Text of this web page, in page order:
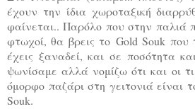
έχουν την ίδια χωροταξική
φαίνεται.. Παρόλο που στην παλιά
φτωχοί, θα βρεις το Gold Souk που
έχεις ξαναδεί, και σε ποσότητα
ψωνίσαμε αλλά νομίζω ότι και οι
όμορφο παζάρι στη γειτονιά είναι
Souk.